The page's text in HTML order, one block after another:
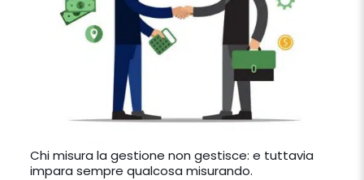
Chi misura la gestione non gestisce: e tuttavia
impara sempre qualcosa misurando.